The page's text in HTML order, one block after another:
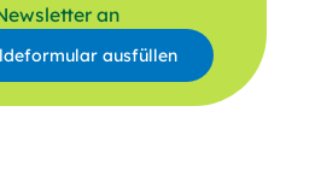
an
ausfüllen